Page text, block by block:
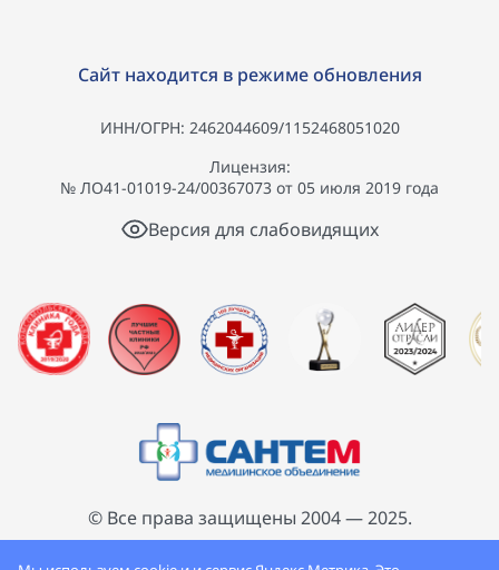
Сайт находится в режиме обновления
ИНН/ОГРН: 2462044609/1152468051020
Лицензия:
№ ЛО41-01019-24/00367073 от 05 июля 2019 года
Версия для слабовидящих
© Все права защищены 2004 — 2025.
ООО «Сантем», сеть семейных поликлиник